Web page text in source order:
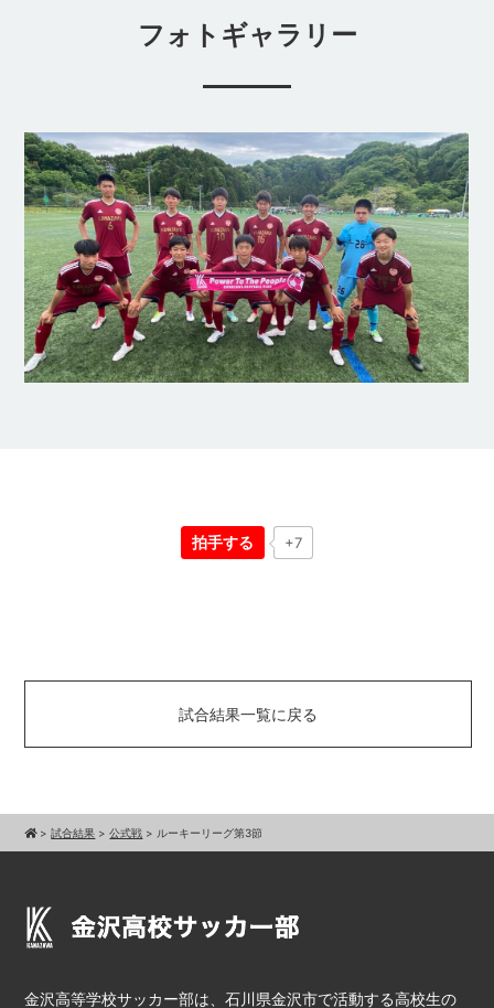
フォトギャラリー
拍手する +7
試合結果一覧に戻る
>試合結果 >公式戦 > ルーキーリーグ第3節
金沢高等学校サッカー部は、石川県金沢市で活動する高校生の